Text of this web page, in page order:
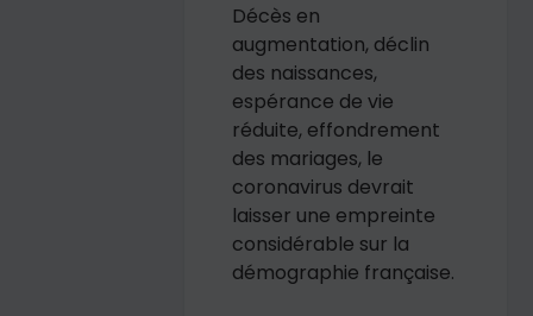
Décès en
augmentation, déclin
des naissances,
espérance de vie
réduite, effondrement
des mariages, le
coronavirus devrait
laisser une empreinte
considérable sur la
démographie française.